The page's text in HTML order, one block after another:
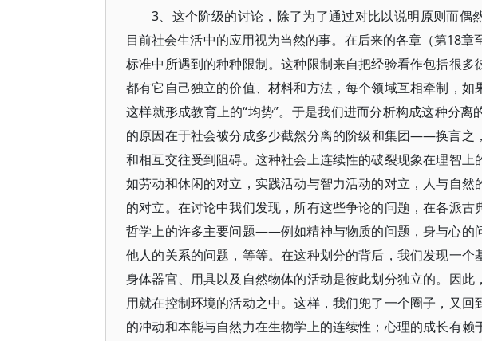
3、这个阶级的讨论，除了为了通过对比以说明原则而偶
目前社会生活中的应用视为当然的事。在后来的各章（第18
标准中所遇到的种种限制。这种限制来自把经验看作包括很
都有它自己独立的价值、材料和方法，每个领域互相牵制，如
这样就形成教育上的“均势”。于是我们进而分析构成这种分
的原因在于社会被分成多少截然分离的阶级和集团——换言之
和相互交往受到阻碍。这种社会上连续性的破裂现象在理智
如劳动和休闲的对立，实践活动与智力活动的对立，人与自
的对立。在讨论中我们发现，所有这些争论的问题，在各派
哲学上的许多主要问题——例如精神与物质的问题，身与心的
他人的关系的问题，等等。在这种划分的背后，我们发现一个
身体器官、用具以及自然物体的活动是彼此划分独立的。因
用就在控制环境的活动之中。这样，我们兜了一个圈子，又
的冲动和本能与自然力在生物学上的连续性；心理的成长有